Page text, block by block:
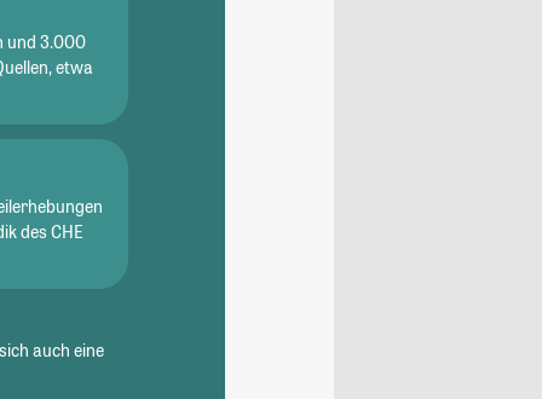
und 3.000
etwa
des CHE
auch eine